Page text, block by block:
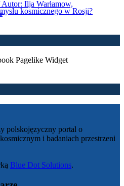
kosmicznego w Rosji?
polskojęzyczny portal o
i badaniach przestrzeni
Blue Dot Solutions.